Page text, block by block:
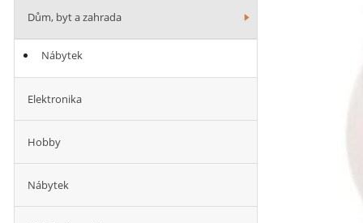
Dům, byt a zahrada
Nábytek
Elektronika
Hobby
Nábytek